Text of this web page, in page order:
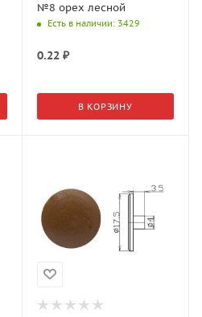
№8 орех лесной
Есть в наличии: 3429
0.22₽
В КОРЗИНУ